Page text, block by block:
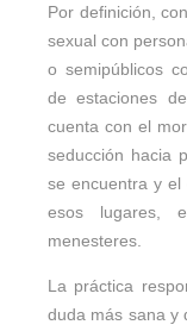
Por definición,
sexual con
o semipúblicos
de estaciones
cuenta con el
seducción hacia
se encuentra y el
esos lugares,
menesteres.
La práctica
duda más sana y